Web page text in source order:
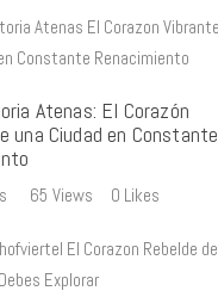
Atenas: El Corazón
una Ciudad en Constante
65 Views 0 Likes